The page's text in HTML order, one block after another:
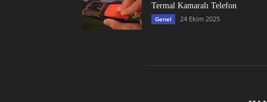
Termal Kamaralı Telefon
Genel 24 Ekim 2025